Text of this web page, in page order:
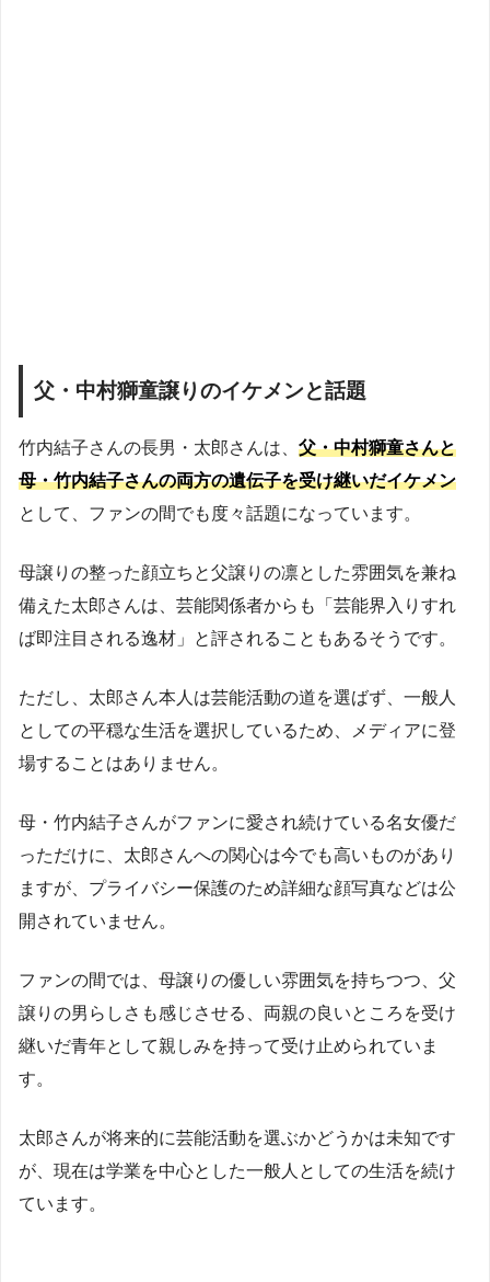
父・中村獅童譲りのイケメンと話題
竹内結子さんの長男・太郎さんは、 父・中村獅童さんと
母・竹内結子さんの両方の遺伝子を受け継いだイケメン
として、ファンの間でも度々話題になっています。
母譲りの整った顔立ちと父譲りの凛とした雰囲気を兼ね
備えた太郎さんは、芸能関係者からも「芸能界入りすれ
ば即注目される逸材」と評されることもあるそうです。
ただし、太郎さん本人は芸能活動の道を選ばず、一般人
としての平穏な生活を選択しているため、メディアに登
場することはありません。
母・竹内結子さんがファンに愛され続けている名女優だ
っただけに、太郎さんへの関心は今でも高いものがあり
ますが、プライバシー保護のため詳細な顔写真などは公
開されていません。
ファンの間では、母譲りの優しい雰囲気を持ちつつ、父
譲りの男らしさも感じさせる、両親の良いところを受け
継いだ青年として親しみを持って受け止められていま
す。
太郎さんが将来的に芸能活動を選ぶかどうかは未知です
が、現在は学業を中心とした一般人としての生活を続け
ています。